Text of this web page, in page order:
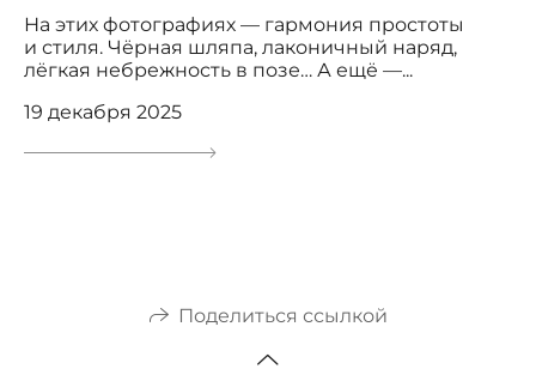
На этих фотографиях — гармония простоты
и стиля. Чёрная шляпа, лаконичный наряд,
лёгкая небрежность в позе… А ещё —...
19 декабря 2025
Поделиться ссылкой